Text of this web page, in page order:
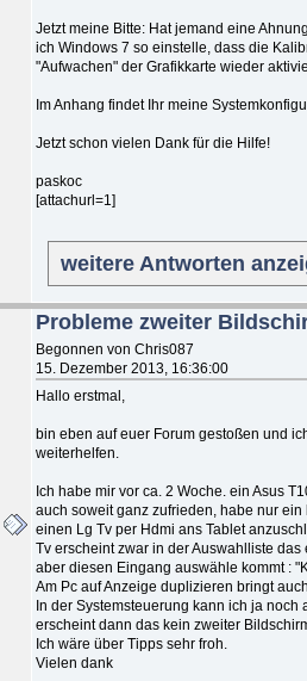
Jetzt meine Bitte: Hat jemand eine
ich Windows 7 so einstelle, dass die
"Aufwachen" der Grafikkarte wieder
Im Anhang findet Ihr meine
Jetzt schon vielen Dank für die Hilfe!
paskoc
[attachurl=1]
weitere Antworten
Probleme zweiter
Begonnen von Chris087
15. Dezember 2013, 16:36:00
Hallo erstmal,
bin eben auf euer Forum gestoßen und
weiterhelfen.
Ich habe mir vor ca. 2 Woche. ein Asus
auch soweit ganz zufrieden, habe nur
einen Lg Tv per Hdmi ans Tablet
Tv erscheint zwar in der Auswahlliste
aber diesen Eingang auswähle kommt :
Am Pc auf Anzeige duplizieren bringt
In der Systemsteuerung kann ich ja noch
erscheint dann das kein zweiter
Ich wäre über Tipps sehr froh.
Vielen dank